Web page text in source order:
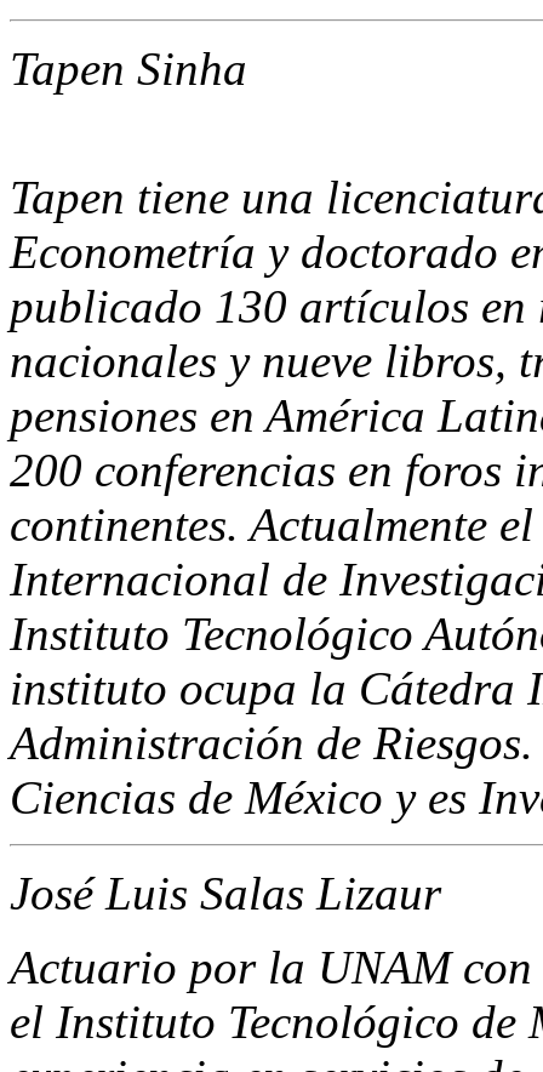
Tapen Sinha
Tapen tiene una
Econometría y doctorado
publicado 130 artículos en
nacionales y nueve libros,
pensiones en América
200 conferencias en foros
continentes. Actualmente
Internacional de
Instituto Tecnológico
instituto ocupa la Cátedra
Administración de
Ciencias de México y es
José Luis Salas Lizaur
Actuario por la UNAM
el Instituto Tecnológico de